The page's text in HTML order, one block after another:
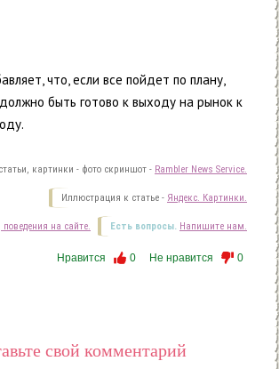
что, если все пойдет по плану,
быть готово к выходу на рынок к
картинки - фото скриншот - Rambler News Service.
Иллюстрация к статье - Яндекс. Картинки.
Есть вопросы. Напишите нам.
поведения на сайте.
Нравится 0 Не нравится 0
свой комментарий